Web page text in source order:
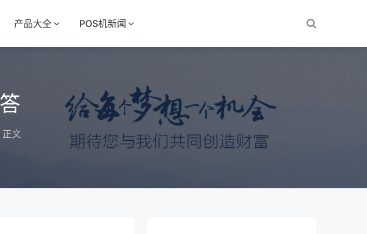
产品大全 POS机新闻
正文